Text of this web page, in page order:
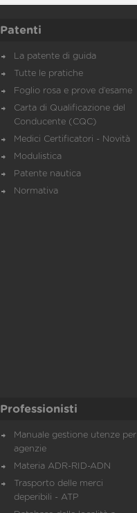
Patenti
La patente di guida
Tutte le pratiche
Foglio rosa e prove d’esame
Carta di Qualificazione del
Conducente (CQC)
Medici Certificatori - Novità
Modulistica
Patente nautica
Normativa
Professionisti
Manuale gestione utenze per
agenzie
Materia ADR-RID-ADN
Trasporto delle merci
deperibili - ATP